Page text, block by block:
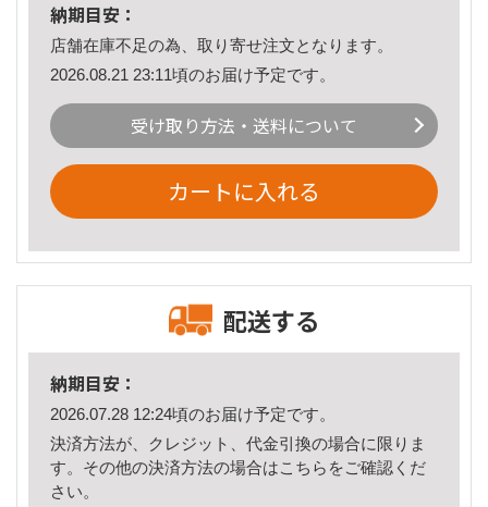
納期目安：
店舗在庫不足の為、取り寄せ注文となります。
2026.08.21 23:11頃のお届け予定です。
受け取り方法・送料について
カートに入れる
配送する
納期目安：
2026.07.28 12:24頃のお届け予定です。
決済方法が、クレジット、代金引換の場合に限りま
す。その他の決済方法の場合はこちら をご確認くだ
さい。